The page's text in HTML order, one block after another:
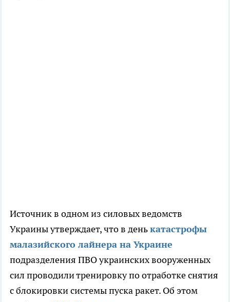
Источник в одном из силовых ведомств
Украины утверждает, что в денькатастрофы
малазийского лайнера на Украине
подразделения ПВО украинских вооруженных
сил проводили тренировку по отработке снятия
с блокировки системы пуска ракет. Об этом